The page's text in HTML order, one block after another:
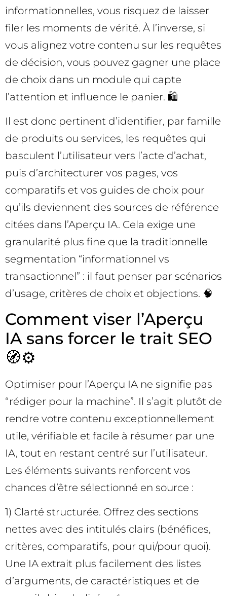
informationnelles, vous risquez de laisser
filer les moments de vérité. À l’inverse, si
vous alignez votre contenu sur les requêtes
de décision, vous pouvez gagner une place
de choix dans un module qui capte
l’attention et influence le panier. 🛍️
Il est donc pertinent d’identifier, par famille
de produits ou services, les requêtes qui
basculent l’utilisateur vers l’acte d’achat,
puis d’architecturer vos pages, vos
comparatifs et vos guides de choix pour
qu’ils deviennent des sources de référence
citées dans l’Aperçu IA. Cela exige une
granularité plus fine que la traditionnelle
segmentation “informationnel vs
transactionnel” : il faut penser par scénarios
d’usage, critères de choix et objections. 🧠
Comment viser l’Aperçu
IA sans forcer le trait SEO
🧭⚙️
Optimiser pour l’Aperçu IA ne signifie pas
“rédiger pour la machine”. Il s’agit plutôt de
rendre votre contenu exceptionnellement
utile, vérifiable et facile à résumer par une
IA, tout en restant centré sur l’utilisateur.
Les éléments suivants renforcent vos
chances d’être sélectionné en source :
1) Clarté structurée. Offrez des sections
nettes avec des intitulés clairs (bénéfices,
critères, comparatifs, pour qui/pour quoi).
Une IA extrait plus facilement des listes
d’arguments, de caractéristiques et de